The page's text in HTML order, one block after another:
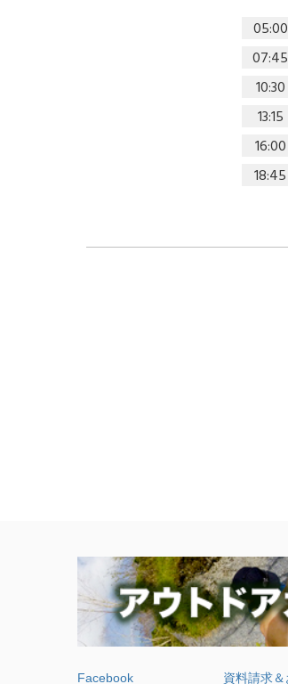
05:00
07:45
10:30
13:15
16:00
18:45